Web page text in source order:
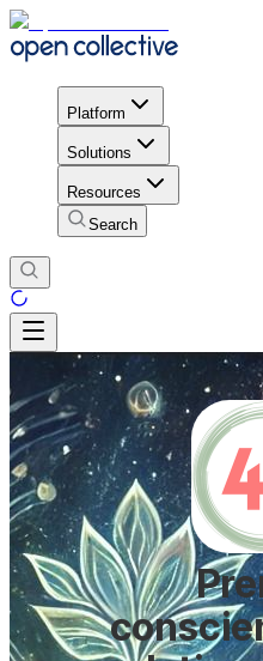
Platform
Solutions
Resources
Search